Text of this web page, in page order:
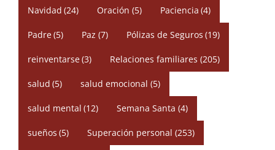
Navidad (24) Oración (5) Paciencia (4)
Padre(5) Paz (7) Pólizas de Seguros (19)
reinventarse(3) Relaciones familiares (205)
salud (5) salud emocional (5)
salud mental (12) Semana Santa (4)
sueños (5) Superación personal (253)